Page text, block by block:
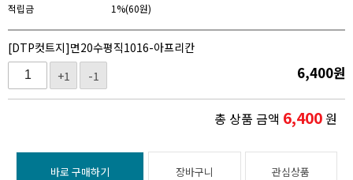
적립금 1%(60원)
[DTP컷트지]면20수평직1016-아프리칸
+1
-1 6,400원
총 상품 금액 6,400원
바로 구매하기 장바구니 관심상품